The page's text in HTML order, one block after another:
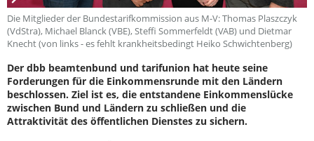
Die Mitglieder der Bundestarifkommission aus M-V: Thomas Plaszczyk
(VdStra), Michael Blanck (VBE), Steffi Sommerfeldt (VAB) und Dietmar
Knecht (von links - es fehlt krankheitsbedingt Heiko Schwichtenberg)
Der dbb beamtenbund und tarifunion hat heute seine
Forderungen für die Einkommensrunde mit den Ländern
beschlossen. Ziel ist es, die entstandene Einkommenslücke
zwischen Bund und Ländern zu schließen und die
Attraktivität des öffentlichen Dienstes zu sichern.